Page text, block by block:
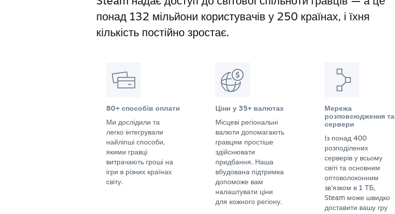
понад 132 мільйони користувачів у 250 країнах, і їхня
кількість постійно зростає.
80+ способів оплати
Ми дослідили та
легко інтегрували
найліпші способи,
якими гравці
витрачають гроші на
ігри в різних країнах
світу.
Ціни у 35+ валютах
Місцеві регіональні
валюти допомагають
гравцям простіше
здійснювати
придбання. Наша
вбудована підтримка
допоможе вам
налаштувати ціни
для кожного регіону.
Мережа
розповсюдження та
сервери
Із понад 400
розподілених
серверів у всьому
світі та основним
оптоволоконним
зв’язком в 1 ТБ,
Steam може швидко
доставити вашу гру